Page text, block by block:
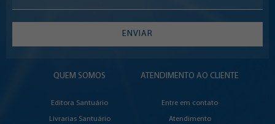
ENVIAR
QUEM SOMOS
Editora Santuário
Livrarias Santuário
ATENDIMENTO AO CLIENTE
Entre em contato
Atendimento